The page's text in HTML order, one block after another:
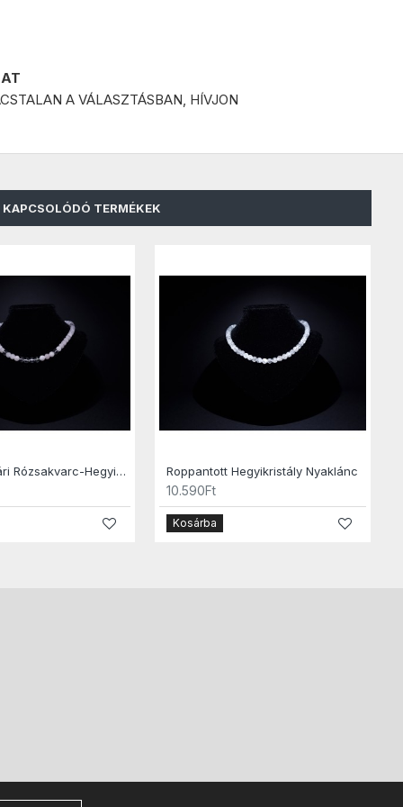
A VÁLASZTÁSBAN, HÍVJON
KAPCSOLÓDÓ TERMÉKEK
Madagaszkári Rózsakvarc-Hegyikristály Nyaklánc Roppantott Hegyikristály Nyaklánc
10.590Ft
Kosárba